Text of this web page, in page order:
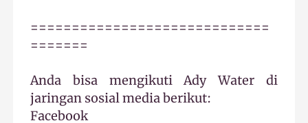
=============================
=======
Anda bisa mengikuti Ady Water di
jaringan sosial media berikut:
Facebook